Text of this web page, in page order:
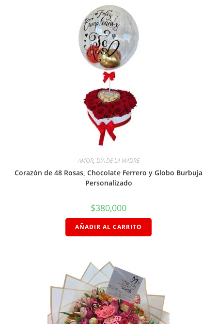
AMOR, DÍA DE LA MADRE
Corazón de 48 Rosas, Chocolate Ferrero y Globo Burbuja
Personalizado
$380,000
AÑADIR AL CARRITO